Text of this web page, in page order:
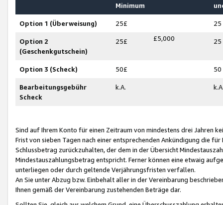
Minimum
Option 1 (Überweisung) 25£ 25
Option 2
(Geschenkgutschein)
25£ £5,000 25
Option 3 (Scheck) 50£ 50
Bearbeitungsgebühr
Scheck
k.A.
Sind auf Ihrem Konto für einen Zeitraum von mindestens drei Jahren
Frist von sieben Tagen nach einer entsprechenden Ankündigung die
Schlussbetrag zurückzuhalten, der dem in der Übersicht
Mindestauszahlungsbetrag entspricht. Ferner können eine etwaig
unterliegen oder durch geltende Verjährungsfristen verfallen.
An Sie unter Abzug bzw. Einbehalt aller in der Vereinbarung
Ihnen gemäß der Vereinbarung zustehenden Beträge dar.